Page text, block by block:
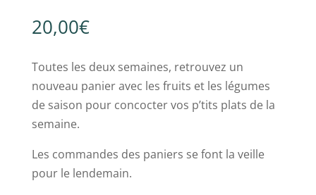
20,00€
Toutes les deux semaines, retrouvez un
nouveau panier avec les fruits et les légumes
de saison pour concocter vos p’tits plats de la
semaine.
Les commandes des paniers se font la veille
pour le lendemain.